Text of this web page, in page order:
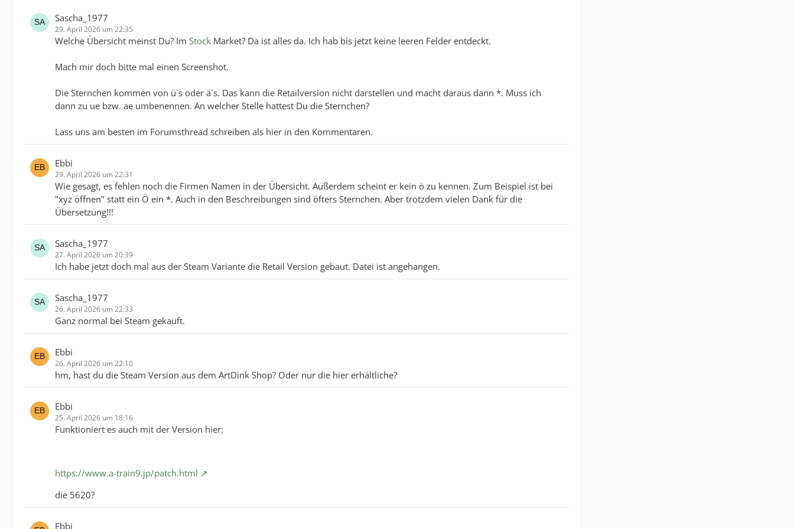
Sascha_1977
29. April 2026 um 22:35
Welche Übersicht meinst Du? Im Stock Market? Da ist alles da. Ich hab bis jetzt keine leeren Felder entdeckt.
Mach mir doch bitte mal einen Screenshot.
Die Sternchen kommen von ü`s oder ä`s. Das kann die Retailversion nicht darstellen und macht daraus dann *. Muss ich
dann zu ue bzw. ae umbenennen. An welcher Stelle hattest Du die Sternchen?
Lass uns am besten im Forumsthread schreiben als hier in den Kommentaren.
Ebbi
29. April 2026 um 22:31
Wie gesagt, es fehlen noch die Firmen Namen in der Übersicht. Außerdem scheint er kein ö zu kennen. Zum Beispiel ist bei
"xyz öffnen" statt ein Ö ein *. Auch in den Beschreibungen sind öfters Sternchen. Aber trotzdem vielen Dank für die
Übersetzung!!!
Sascha_1977
27. April 2026 um 20:39
Ich habe jetzt doch mal aus der Steam Variante die Retail Version gebaut. Datei ist angehangen.
Sascha_1977
26. April 2026 um 22:33
Ganz normal bei Steam gekauft.
Ebbi
26. April 2026 um 22:10
hm, hast du die Steam Version aus dem ArtDink Shop? Oder nur die hier erhältliche?
Ebbi
25. April 2026 um 18:16
Funktioniert es auch mit der Version hier:
https://www.a-train9.jp/patch.html
die 5620?
Ebbi